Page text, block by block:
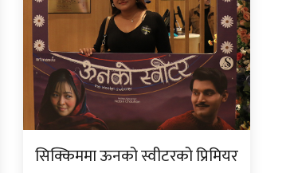
सिक्किममा ऊनको स्वीटरको प्रिमियर